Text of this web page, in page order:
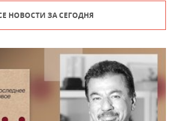
НОВОСТИ ЗА СЕГОДНЯ